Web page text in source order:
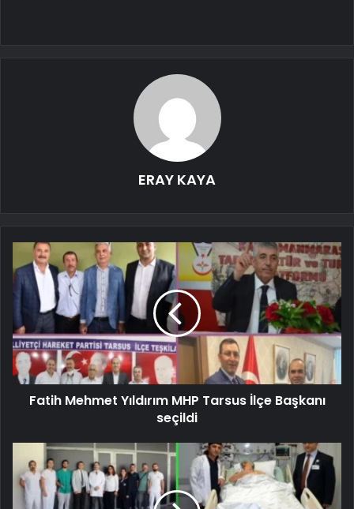
ERAY KAYA
Fatih Mehmet Yıldırım MHP Tarsus İlçe Başkanı
seçildi